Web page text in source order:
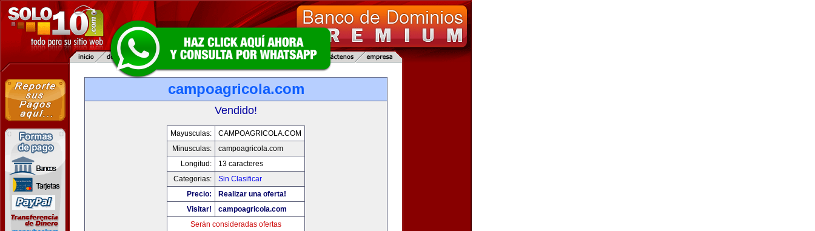
campoagricola.com
Vendido!
Mayusculas:
CAMPOAGRICOLA.COM
Minusculas:
campoagricola.com
Longitud:
13 caracteres
Categorias:
Sin Clasificar
Precio:
Realizar una oferta!
Visitar!
campoagricola.com
Serán consideradas ofertas